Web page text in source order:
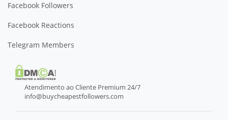
Facebook Followers
Facebook Reactions
Telegram Members
Atendimento ao Cliente Premium 24/7
info@buycheapestfollowers.com